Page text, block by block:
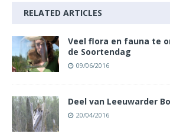
RELATED ARTICLES
Veel flora en fauna te
de Soortendag
09/06/2016
Deel van Leeuwarder
20/04/2016